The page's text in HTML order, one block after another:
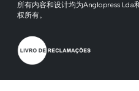
所有内容和设计均为Anglopress Lda
权所有。